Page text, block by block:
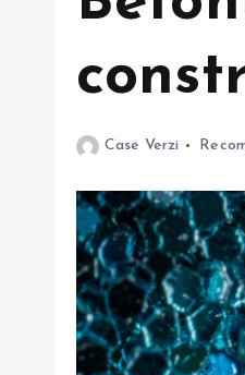
Case Verzi